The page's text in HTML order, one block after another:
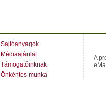
Sajtóanyagok
Médiaajánlat
Támogatóinknak
Önkéntes munka
A